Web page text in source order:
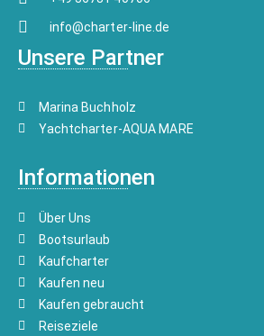
info@charter-line.de
Unsere Partner
Marina Buchholz
Yachtcharter-AQUA MARE
Informationen
Über Uns
Bootsurlaub
Kaufcharter
Kaufen neu
Kaufen gebraucht
Reiseziele